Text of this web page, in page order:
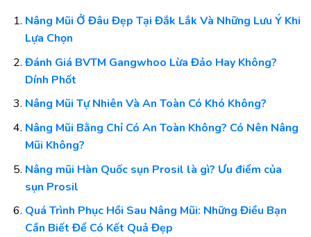
Nâng Mũi Ở Đâu Đẹp Tại Đắk Lắk Và Những Lưu Ý Khi
Lựa Chọn
Đánh Giá BVTM Gangwhoo Lừa Đảo Hay Không?
Dính Phốt
Nâng Mũi Tự Nhiên Và An Toàn Có Khó Không?
Nâng Mũi Bằng Chỉ Có An Toàn Không? Có Nên Nâng
Mũi Không?
Nâng mũi Hàn Quốc sụn Prosil là gì? Ưu điểm của
sụn Prosil
Quá Trình Phục Hồi Sau Nâng Mũi: Những Điều Bạn
Cần Biết Để Có Kết Quả Đẹp